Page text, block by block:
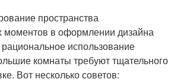
пространства
в оформлении дизайна
использование
комнаты требуют тщательного
Вот несколько советов: